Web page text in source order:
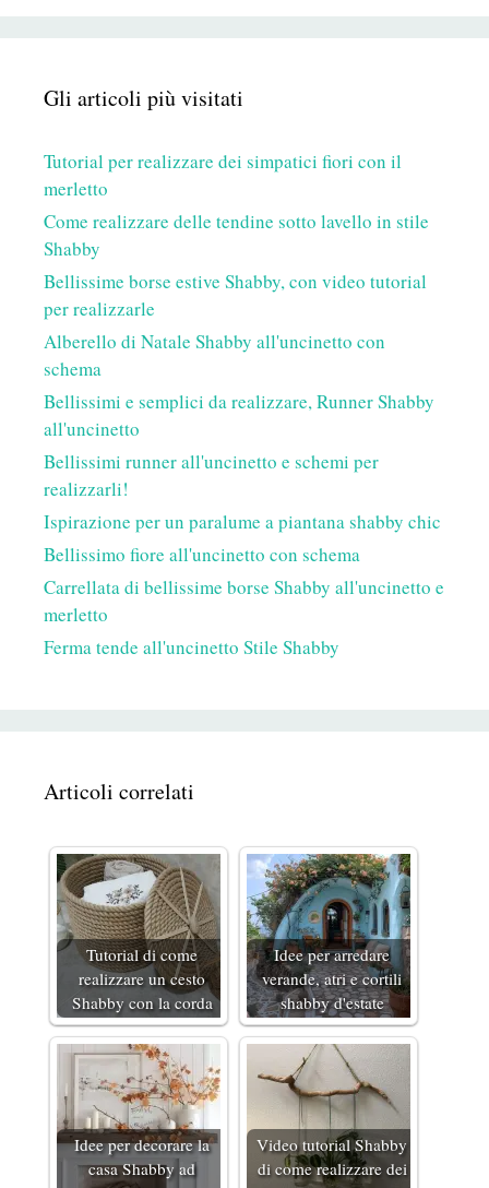
Gli articoli più visitati
Tutorial per realizzare dei simpatici fiori con il
merletto
Come realizzare delle tendine sotto lavello in stile
Shabby
Bellissime borse estive Shabby, con video tutorial
per realizzarle
Alberello di Natale Shabby all'uncinetto con
schema
Bellissimi e semplici da realizzare, Runner Shabby
all'uncinetto
Bellissimi runner all'uncinetto e schemi per
realizzarli!
Ispirazione per un paralume a piantana shabby chic
Bellissimo fiore all'uncinetto con schema
Carrellata di bellissime borse Shabby all'uncinetto e
merletto
Ferma tende all'uncinetto Stile Shabby
Articoli correlati
Tutorial di come
realizzare un cesto
Shabby con la corda
Idee per arredare
verande, atri e cortili
shabby d'estate
Idee per decorare la
casa Shabby ad
Video tutorial Shabby
di come realizzare dei